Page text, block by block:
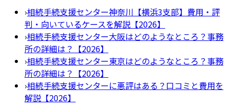
›相続手続支援センター神奈川【横浜3支部】費用・評
判・向いているケースを解説【2026】
›相続手続支援センター大阪はどのようなところ？事務
所の詳細は？【2026】
›相続手続支援センター東京はどのようなところ？事務
所の詳細は？【2026】
›相続手続支援センターに悪評はある？口コミと費用を
解説【2026】